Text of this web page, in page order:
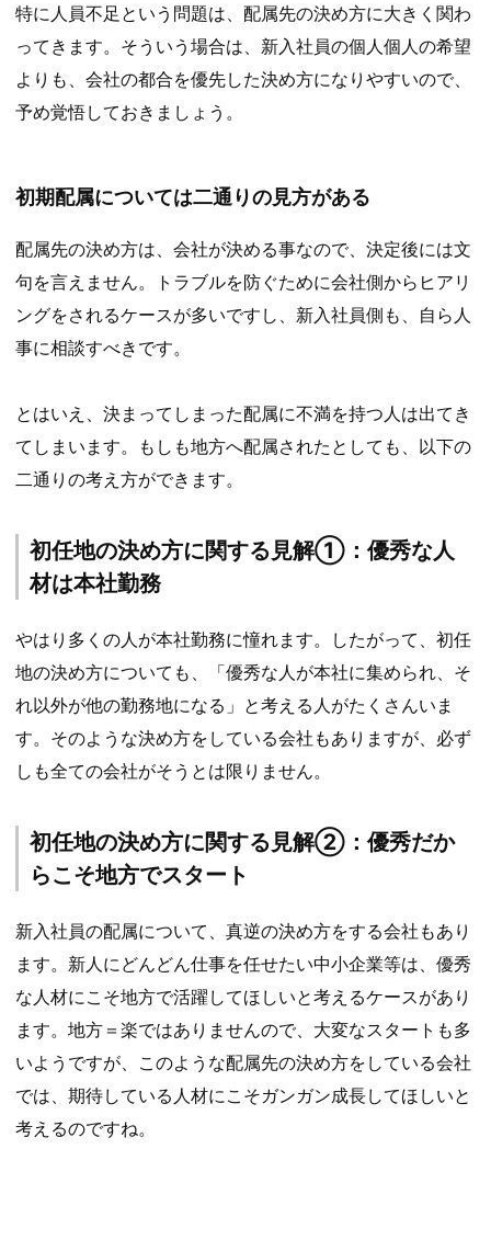
特に人員不足という問題は、配属先の決め方に大きく関わ
ってきます。そういう場合は、新入社員の個人個人の希望
よりも、会社の都合を優先した決め方になりやすいので、
予め覚悟しておきましょう。
初期配属については二通りの見方がある
配属先の決め方は、会社が決める事なので、決定後には文
句を言えません。トラブルを防ぐために会社側からヒアリ
ングをされるケースが多いですし、新入社員側も、自ら人
事に相談すべきです。
とはいえ、決まってしまった配属に不満を持つ人は出てき
てしまいます。もしも地方へ配属されたとしても、以下の
二通りの考え方ができます。
初任地の決め方に関する見解①：優秀な人
材は本社勤務
やはり多くの人が本社勤務に憧れます。したがって、初任
地の決め方についても、「優秀な人が本社に集められ、そ
れ以外が他の勤務地になる」と考える人がたくさんいま
す。そのような決め方をしている会社もありますが、必ず
しも全ての会社がそうとは限りません。
初任地の決め方に関する見解②：優秀だか
らこそ地方でスタート
新入社員の配属について、真逆の決め方をする会社もあり
ます。新人にどんどん仕事を任せたい中小企業等は、優秀
な人材にこそ地方で活躍してほしいと考えるケースがあり
ます。地方＝楽ではありませんので、大変なスタートも多
いようですが、このような配属先の決め方をしている会社
では、期待している人材にこそガンガン成長してほしいと
考えるのですね。